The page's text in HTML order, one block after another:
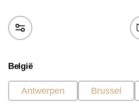
België
Antwerpen Brussel